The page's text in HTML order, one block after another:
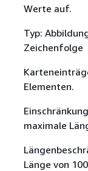
Werte auf.
Typ:
Zeichenfolge
Elementen.
maximale
Länge von